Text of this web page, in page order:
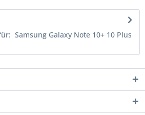
Samsung Galaxy Note 10+ 10 Plus